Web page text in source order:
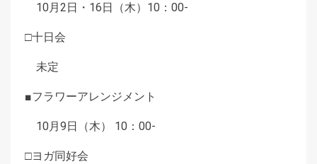
10月2日・16日（木）10：00-
□十日会
未定
■フラワーアレンジメント
10月9日（木） 10：00-
□ヨガ同好会